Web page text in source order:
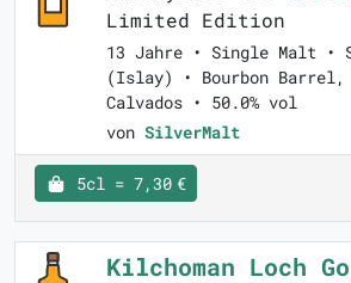
Limited Edition
13 Jahre • Single Malt •
(Islay) • Bourbon Barrel,
Calvados • 50.0% vol
von SilverMalt
5cl = 7,30 €
Kilchoman Loch